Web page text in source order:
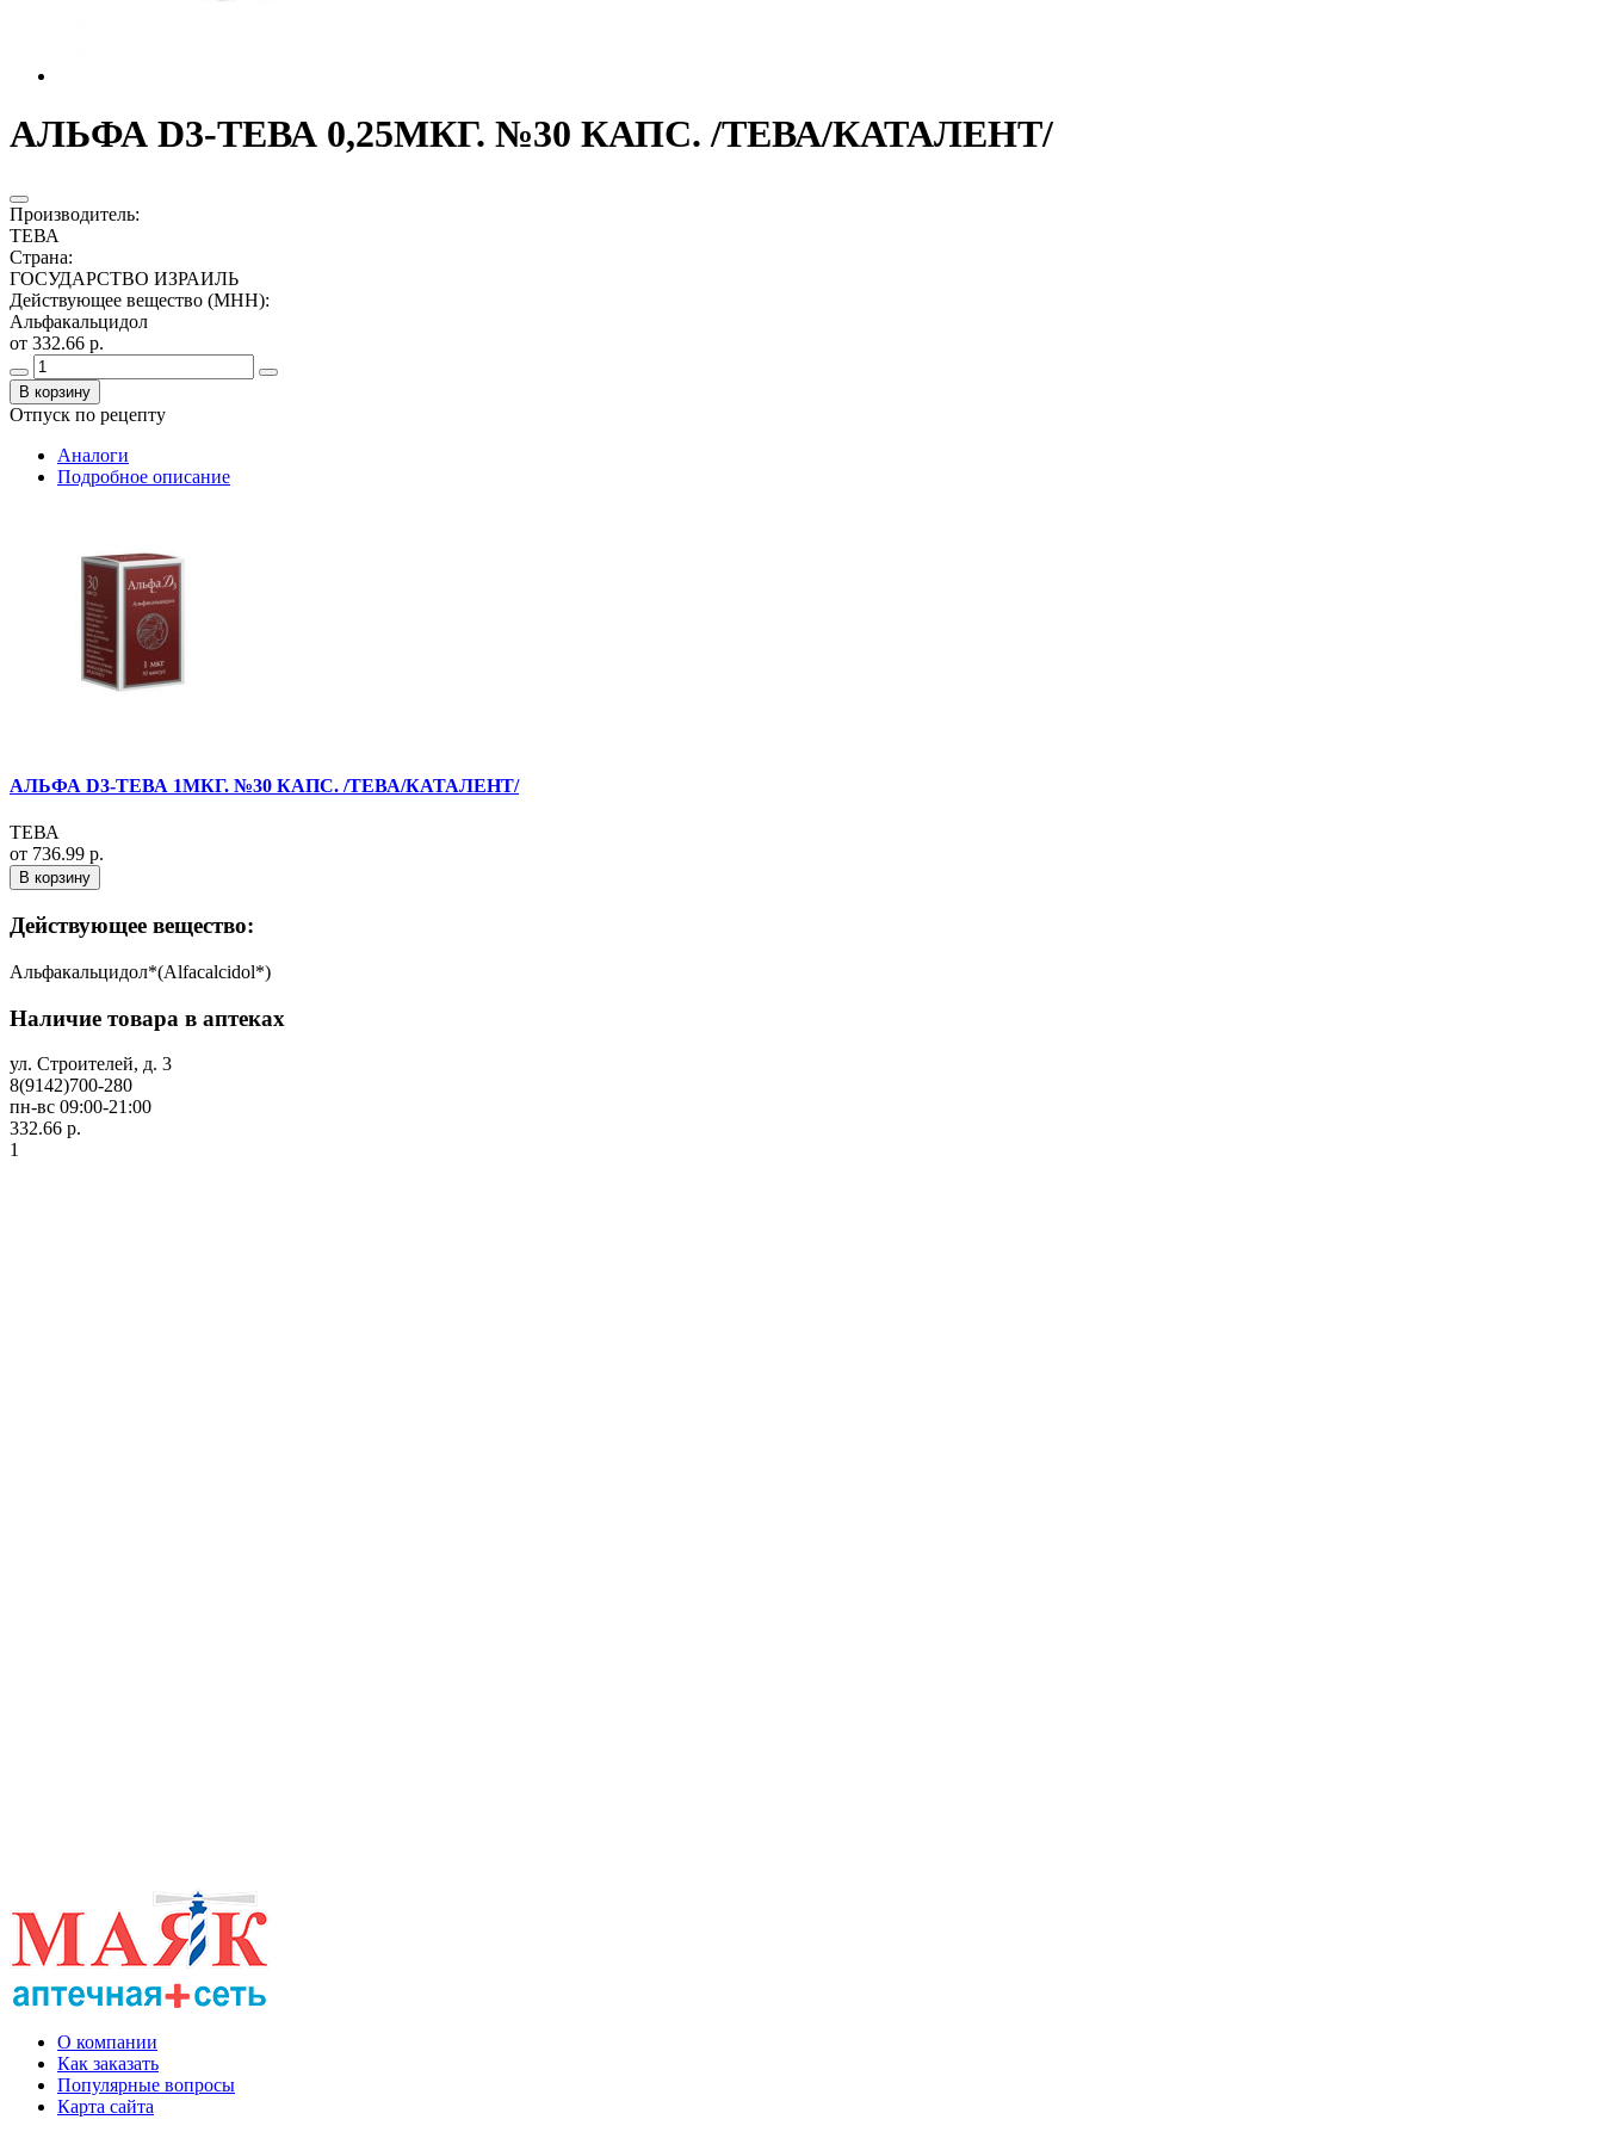
АЛЬФА D3-ТЕВА 0,25МКГ. №30 КАПС. /ТЕВА/КАТАЛЕНТ/
Производитель:
ТЕВА
Страна:
ГОСУДАРСТВО ИЗРАИЛЬ
Действующее вещество (МНН):
Альфакальцидол
от 332.66 р.
В корзину
Отпуск по рецепту
Аналоги
Подробное описание
АЛЬФА D3-ТЕВА 1МКГ. №30 КАПС. /ТЕВА/КАТАЛЕНТ/
ТЕВА
от 736.99 р.
В корзину
Действующее вещество:
Альфакальцидол*(Alfacalcidol*)
Наличие товара в аптеках
ул. Строителей, д. 3
8(9142)700-280
пн-вс 09:00-21:00
332.66 р.
1
О компании
Как заказать
Популярные вопросы
Карта сайта